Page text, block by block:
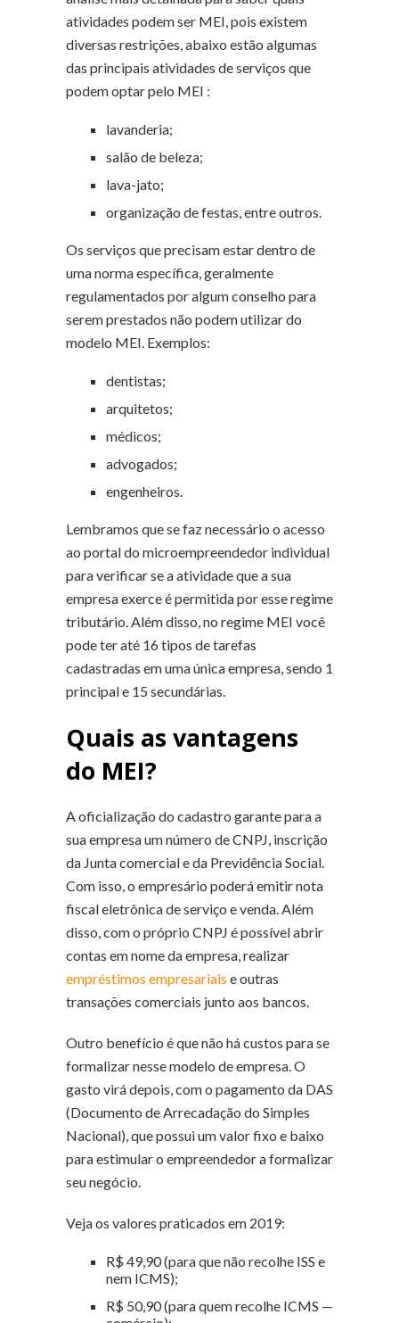
atividades podem ser MEI, pois existem
diversas restrições, abaixo estão algumas
das principais atividades de serviços que
podem optar pelo MEI :
lavanderia;
salão de beleza;
lava-jato;
organização de festas, entre outros.
Os serviços que precisam estar dentro de
uma norma específica, geralmente
regulamentados por algum conselho para
serem prestados não podem utilizar do
modelo MEI. Exemplos:
dentistas;
arquitetos;
médicos;
advogados;
engenheiros.
Lembramos que se faz necessário o acesso
ao portal do microempreendedor individual
para verificar se a atividade que a sua
empresa exerce é permitida por esse regime
tributário. Além disso, no regime MEI você
pode ter até 16 tipos de tarefas
cadastradas em uma única empresa, sendo 1
principal e 15 secundárias.
Quais as vantagens
do MEI?
A oficialização do cadastro garante para a
sua empresa um número de CNPJ, inscrição
da Junta comercial e da Previdência Social.
Com isso, o empresário poderá emitir nota
fiscal eletrônica de serviço e venda. Além
disso, com o próprio CNPJ é possível abrir
contas em nome da empresa, realizar
empréstimos empresariais e outras
transações comerciais junto aos bancos.
Outro benefício é que não há custos para se
formalizar nesse modelo de empresa. O
gasto virá depois, com o pagamento da DAS
(Documento de Arrecadação do Simples
Nacional), que possui um valor fixo e baixo
para estimular o empreendedor a formalizar
seu negócio.
Veja os valores praticados em 2019:
R$ 49,90 (para que não recolhe ISS e
nem ICMS);
R$ 50,90 (para quem recolhe ICMS —